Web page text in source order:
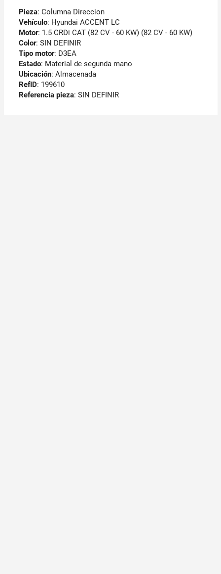
Pieza: Columna Direccion
Vehículo: Hyundai ACCENT LC
Motor: 1.5 CRDi CAT (82 CV - 60 KW) (82 CV - 60 KW)
Color: SIN DEFINIR
Tipo motor: D3EA
Estado: Material de segunda mano
Ubicación: Almacenada
RefID: 199610
Referencia pieza: SIN DEFINIR